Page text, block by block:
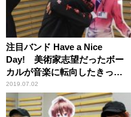
注目バンド Have a Nice
Day! 美術家志望だったボー
カルが音楽に転向したきっか
け
2019.07.02